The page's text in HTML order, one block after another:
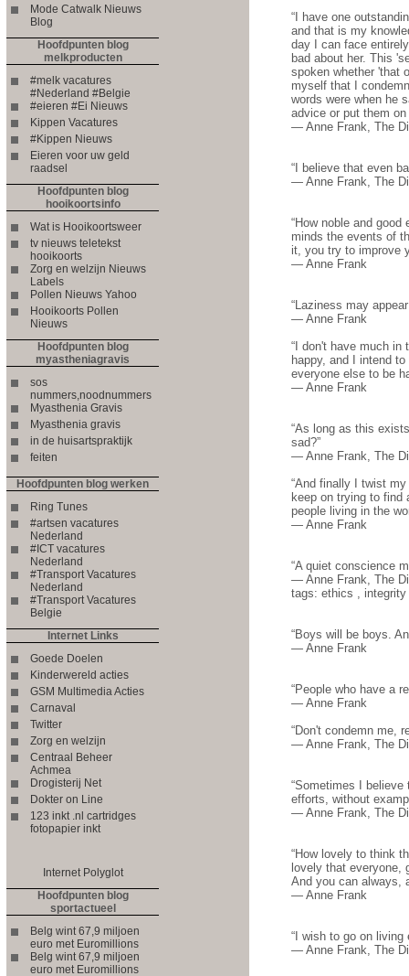
Mode Catwalk Nieuws
Blog
Hoofdpunten blog
melkproducten
#melk vacatures
#Nederland #Belgie
#eieren #Ei Nieuws
Kippen Vacatures
#Kippen Nieuws
Eieren voor uw geld
raadsel
Hoofdpunten blog
hooikoortsinfo
Wat is Hooikoortsweer
tv nieuws teletekst
hooikoorts
Zorg en welzijn Nieuws
Labels
Pollen Nieuws Yahoo
Hooikoorts Pollen
Nieuws
Hoofdpunten blog
myastheniagravis
sos
nummers,noodnummers
Myasthenia Gravis
Myasthenia gravis
in de huisartspraktijk
feiten
Hoofdpunten blog werken
Ring Tunes
#artsen vacatures
Nederland
#ICT vacatures
Nederland
#Transport Vacatures
Nederland
#Transport Vacatures
Belgie
Internet Links
Goede Doelen
Kinderwereld acties
GSM Multimedia Acties
Carnaval
Twitter
Zorg en welzijn
Centraal Beheer
Achmea
Drogisterij Net
Dokter on Line
123 inkt .nl cartridges
fotopapier inkt
Internet Polyglot
Hoofdpunten blog
sportactueel
Belg wint 67,9 miljoen
euro met Euromillions
Belg wint 67,9 miljoen
euro met Euromillions
“I have one
and that is my
day I can face
bad about her. This
spoken whether 'that
myself that I
words were when he
advice or put them
― Anne Frank, The
“I believe that even
― Anne Frank, The
“How noble and
minds the events of
it, you try to improve
― Anne Frank
“Laziness may
― Anne Frank
“I don't have much in
happy, and I intend
everyone else to be
― Anne Frank
“As long as this
sad?”
― Anne Frank, The
“And finally I twist
keep on trying to find
people living in the
― Anne Frank
“A quiet conscience
― Anne Frank, The
tags: ethics ,
“Boys will be boys.
― Anne Frank
“People who have a
― Anne Frank
“Don't condemn me,
― Anne Frank, The
“Sometimes I
efforts, without
― Anne Frank, The
“How lovely to think
lovely that everyone,
And you can always,
― Anne Frank
“I wish to go on living
― Anne Frank, The